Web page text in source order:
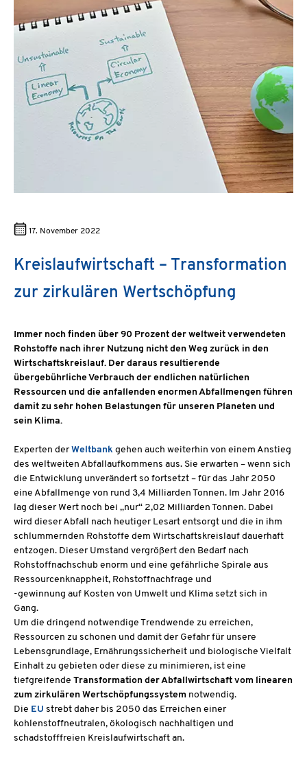
17. November 2022
Kreislaufwirtschaft – Transformation
zur zirkulären Wertschöpfung
Immer noch finden über 90 Prozent der weltweit verwendeten
Rohstoffe nach ihrer Nutzung nicht den Weg zurück in den
Wirtschaftskreislauf. Der daraus resultierende
übergebührliche Verbrauch der endlichen natürlichen
Ressourcen und die anfallenden enormen Abfallmengen führen
damit zu sehr hohen Belastungen für unseren Planeten und
sein Klima.
Experten derWeltbank gehen auch weiterhin von einem Anstieg
des weltweiten Abfallaufkommens aus. Sie erwarten – wenn sich
die Entwicklung unverändert so fortsetzt – für das Jahr 2050
eine Abfallmenge von rund 3,4 Milliarden Tonnen. Im Jahr 2016
lag dieser Wert noch bei „nur“ 2,02 Milliarden Tonnen. Dabei
wird dieser Abfall nach heutiger Lesart entsorgt und die in ihm
schlummernden Rohstoffe dem Wirtschaftskreislauf dauerhaft
entzogen. Dieser Umstand vergrößert den Bedarf nach
Rohstoffnachschub enorm und eine gefährliche Spirale aus
Ressourcenknappheit, Rohstoffnachfrage und
-gewinnung auf Kosten von Umwelt und Klima setzt sich in
Gang.
Um die dringend notwendige Trendwende zu erreichen,
Ressourcen zu schonen und damit der Gefahr für unsere
Lebensgrundlage, Ernährungssicherheit und biologische Vielfalt
Einhalt zu gebieten oder diese zu minimieren, ist eine
tiefgreifende Transformation der Abfallwirtschaft vom linearen
zum zirkulären Wertschöpfungssystem notwendig.
Die EU strebt daher bis 2050 das Erreichen einer
kohlenstoffneutralen, ökologisch nachhaltigen und
schadstofffreien Kreislaufwirtschaft an.